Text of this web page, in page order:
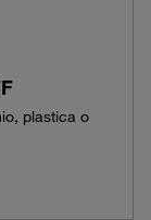
plastica o